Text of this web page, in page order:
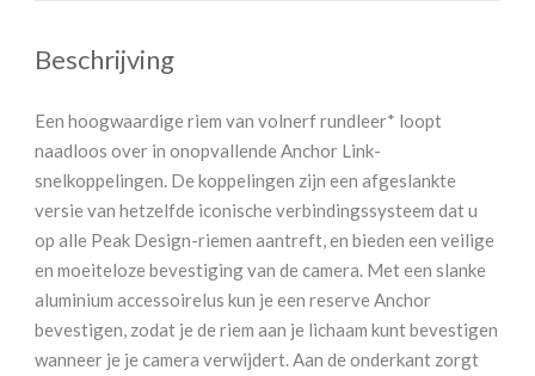
Beschrijving
Een hoogwaardige riem van volnerf rundleer* loopt
naadloos over in onopvallende Anchor Link-
snelkoppelingen. De koppelingen zijn een afgeslankte
versie van hetzelfde iconische verbindingssysteem dat u
op alle Peak Design-riemen aantreft, en bieden een veilige
en moeiteloze bevestiging van de camera. Met een slanke
aluminium accessoirelus kun je een reserve Anchor
bevestigen, zodat je de riem aan je lichaam kunt bevestigen
wanneer je je camera verwijdert. Aan de onderkant zorgt